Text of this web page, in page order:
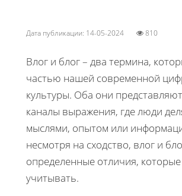
Дата публикации: 14-05-2024 810
Влог и блог – два термина,
частью нашей современной
культуры. Оба они
каналы выражения, где люди
мыслями, опытом или
несмотря на сходство, влог и
определенные отличия,
учитывать.